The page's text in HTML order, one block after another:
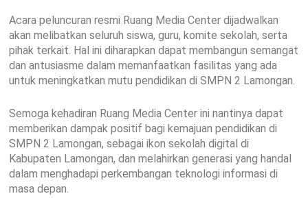
Acara peluncuran resmi Ruang Media Center dijadwalkan
akan melibatkan seluruh siswa, guru, komite sekolah, serta
pihak terkait. Hal ini diharapkan dapat membangun semangat
dan antusiasme dalam memanfaatkan fasilitas yang ada
untuk meningkatkan mutu pendidikan di SMPN 2 Lamongan.
Semoga kehadiran Ruang Media Center ini nantinya dapat
memberikan dampak positif bagi kemajuan pendidikan di
SMPN 2 Lamongan, sebagai ikon sekolah digital di
Kabupaten Lamongan, dan melahirkan generasi yang handal
dalam menghadapi perkembangan teknologi informasi di
masa depan.